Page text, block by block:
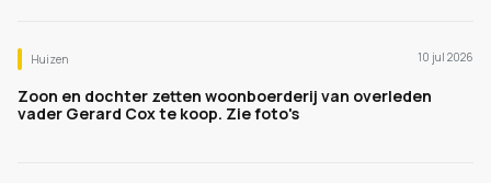
Huizen 10 jul 2026
Zoon en dochter zetten woonboerderij van overleden
vader Gerard Cox te koop. Zie foto's